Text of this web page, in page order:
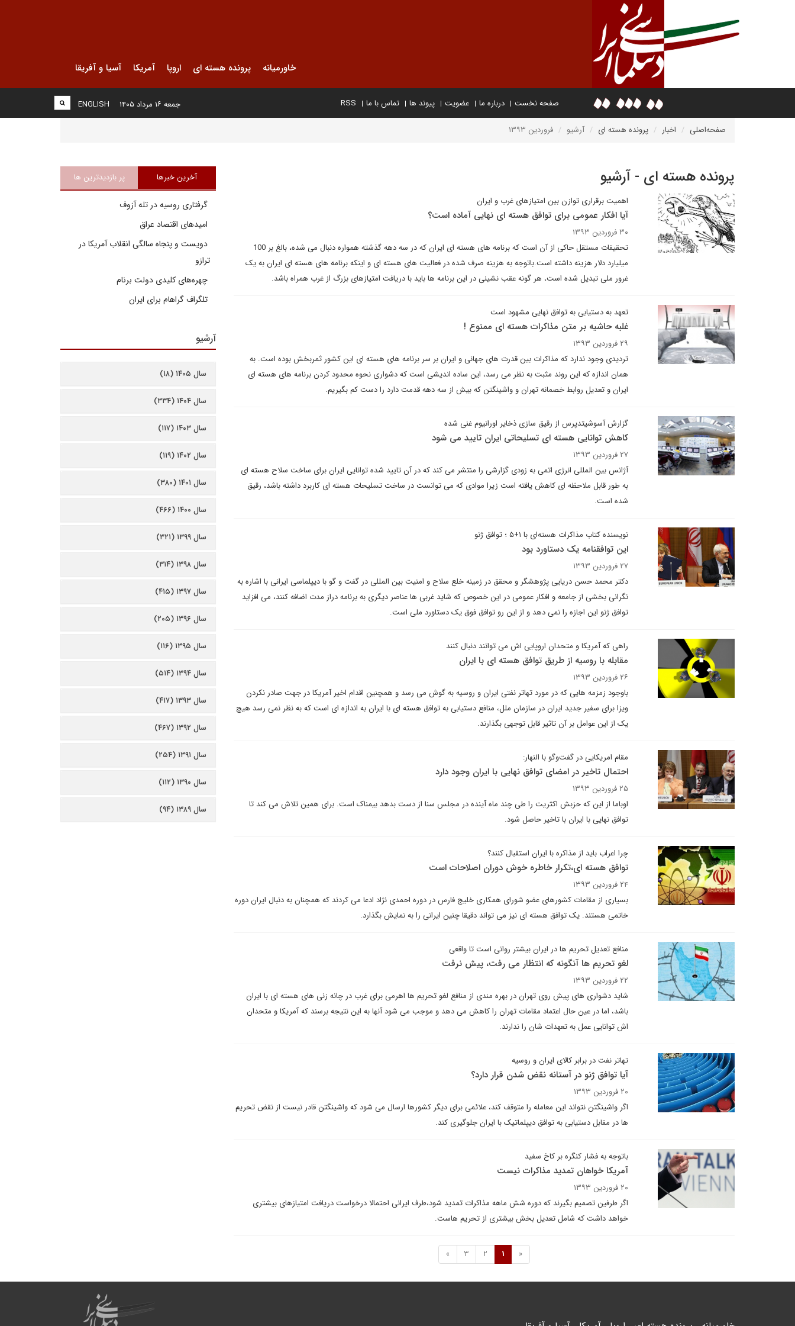
خاورمیانه پرونده هسته ای اروپا آمریکا آسیا و آفریقا
صفحه نخست درباره ما عضویت پیوند ها تماس با ما RSS
ENGLISH جمعه ۱۶ مرداد ۱۴۰۵
صفحه‌اصلی اخبار پرونده هسته ای آرشیو فروردین ۱۳۹۳
پرونده هسته ای - آرشیو
اهمیت برقراری توازن بین امتیازهای غرب و ایران
آیا افکار عمومی برای توافق هسته ای نهایی آماده است؟
۳۰ فروردین ۱۳۹۳
تحقیقات مستقل حاکی از آن است که برنامه های هسته ای ایران که در سه دهه گذشته همواره دنبال می شده، بالغ بر 100
میلیارد دلار هزینه داشته است.باتوجه به هزینه صرف شده در فعالیت های هسته ای و اینکه برنامه های هسته ای ایران به یک
غرور ملی تبدیل شده است، هر گونه عقب نشینی در این برنامه ها باید با دریافت امتیازهای بزرگ از غرب همراه باشد.
تعهد به دستیابی به توافق نهایی مشهود است
غلبه حاشیه بر متن مذاکرات هسته ای ممنوع !
۲۹ فروردین ۱۳۹۳
تردیدی وجود ندارد که مذاکرات بین قدرت های جهانی و ایران بر سر برنامه های هسته ای این کشور ثمربخش بوده است. به
همان اندازه که این روند مثبت به نظر می رسد، این ساده اندیشی است که دشواری نحوه محدود کردن برنامه های هسته ای
ایران و تعدیل روابط خصمانه تهران و واشینگتن که بیش از سه دهه قدمت دارد را دست کم بگیریم.
گزارش آسوشیتدپرس از رقیق سازی ذخایر اورانیوم غنی شده
کاهش توانایی هسته ای تسلیحاتی ایران تایید می شود
۲۷ فروردین ۱۳۹۳
آژانس بین المللی انرژی اتمی به زودی گزارشی را منتشر می کند که در آن تایید شده توانایی ایران برای ساخت سلاح هسته ای
به طور قابل ملاحظه ای کاهش یافته است زیرا موادی که می توانست در ساخت تسلیحات هسته ای کاربرد داشته باشد، رقیق
شده است.
نویسنده کتاب مذاکرات هسته‌ای با ۱+۵ ؛ توافق ژنو
این توافقنامه یک دستاورد بود
۲۷ فروردین ۱۳۹۳
دکتر محمد حسن دریایی پژوهشگر و محقق در زمینه خلع سلاح و امنیت بین المللی در گفت و گو با دیپلماسی ایرانی با اشاره به
نگرانی بخشی از جامعه و افکار عمومی در این خصوص که شاید غربی ها عناصر دیگری به برنامه دراز مدت اضافه کنند، می افزاید
توافق ژنو این اجازه را نمی دهد و از این رو توافق فوق یک دستاورد ملی است.
راهی که آمریکا و متحدان اروپایی اش می توانند دنبال کنند
مقابله با روسیه از طریق توافق هسته ای با ایران
۲۶ فروردین ۱۳۹۳
باوجود زمزمه هایی که در مورد تهاتر نفتی ایران و روسیه به گوش می رسد و همچنین اقدام اخیر آمریکا در جهت صادر نکردن
ویزا برای سفیر جدید ایران در سازمان ملل، منافع دستیابی به توافق هسته ای با ایران به اندازه ای است که به نظر نمی رسد هیچ
یک از این عوامل بر آن تاثیر قابل توجهی بگذارند.
مقام امریکایی در گفت‌وگو با النهار:
احتمال تاخیر در امضای توافق نهایی با ایران وجود دارد
۲۵ فروردین ۱۳۹۳
اوباما از این که حزبش اکثریت را طی چند ماه آینده در مجلس سنا از دست بدهد بیمناک است. برای همین تلاش می کند تا
توافق نهایی با ایران با تاخیر حاصل شود.
چرا اعراب باید از مذاکره با ایران استقبال کنند؟
توافق هسته ای،تکرار خاطره خوش دوران اصلاحات است
۲۴ فروردین ۱۳۹۳
بسیاری از مقامات کشورهای عضو شورای همکاری خلیج فارس در دوره احمدی نژاد ادعا می کردند که همچنان به دنبال ایران دوره
خاتمی هستند. یک توافق هسته ای نیز می تواند دقیقا چنین ایرانی را به نمایش بگذارد.
منافع تعدیل تحریم ها در ایران بیشتر روانی است تا واقعی
لغو تحریم ها آنگونه که انتظار می رفت، پیش نرفت
۲۲ فروردین ۱۳۹۳
شاید دشواری های پیش روی تهران در بهره مندی از منافع لغو تحریم ها اهرمی برای غرب در چانه زنی های هسته ای با ایران
باشد، اما در عین حال اعتماد مقامات تهران را کاهش می دهد و موجب می شود آنها به این نتیجه برسند که آمریکا و متحدان
اش توانایی عمل به تعهدات شان را ندارند.
تهاتر نفت در برابر کالای ایران و روسیه
آیا توافق ژنو در آستانه نقض شدن قرار دارد؟
۲۰ فروردین ۱۳۹۳
اگر واشینگتن نتواند این معامله را متوقف کند، علائمی برای دیگر کشورها ارسال می شود که واشینگتن قادر نیست از نقض تحریم
ها در مقابل دستیابی به توافق دیپلماتیک با ایران جلوگیری کند.
باتوجه به فشار کنگره بر کاخ سفید
آمریکا خواهان تمدید مذاکرات نیست
۲۰ فروردین ۱۳۹۳
اگر طرفین تصمیم بگیرند که دوره شش ماهه مذاکرات تمدید شود،طرف ایرانی احتمالا درخواست دریافت امتیازهای بیشتری
خواهد داشت که شامل تعدیل بخش بیشتری از تحریم هاست.
«
1
2
3
»
آخرین خبرها پر بازدیدترین ها
گرفتاری روسیه در تله آزوف
امیدهای اقتصاد عراق
دویست و پنجاه سالگی انقلاب آمریکا در
ترازو
چهره‌های کلیدی دولت برنام
تلگراف گراهام برای ایران
آرشیو
سال ۱۴۰۵ (۱۸)
سال ۱۴۰۴ (۳۳۴)
سال ۱۴۰۳ (۱۱۷)
سال ۱۴۰۲ (۱۱۹)
سال ۱۴۰۱ (۳۸۰)
سال ۱۴۰۰ (۴۶۶)
سال ۱۳۹۹ (۳۲۱)
سال ۱۳۹۸ (۳۱۴)
سال ۱۳۹۷ (۴۱۵)
سال ۱۳۹۶ (۲۰۵)
سال ۱۳۹۵ (۱۱۶)
سال ۱۳۹۴ (۵۱۴)
سال ۱۳۹۳ (۴۱۷)
سال ۱۳۹۲ (۴۶۷)
سال ۱۳۹۱ (۲۵۴)
سال ۱۳۹۰ (۱۱۲)
سال ۱۳۸۹ (۹۴)